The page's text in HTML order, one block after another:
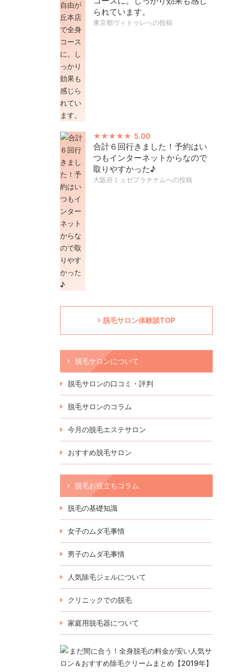
られています。
東京都ヴィトゥレへの投稿
5.00
合計６回行きました！予約はい
つもインターネットからなので
取りやすかった♪
大阪府ミュゼプラチナムへの投稿
脱毛サロン体験談TOP
脱毛サロンについて
脱毛サロンの口コミ・評判
脱毛サロンのコラム
今月の脱毛エステサロン
おすすめ脱毛サロン
脱毛お役立ちコラム
脱毛の基礎知識
女子のムダ毛事情
男子のムダ毛事情
人気除毛ジェルについて
クリニックでの脱毛
家庭用脱毛器について